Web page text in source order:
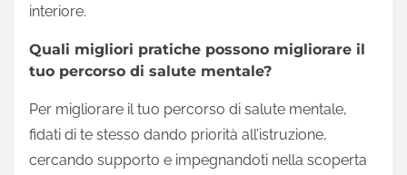
interiore.
Quali migliori pratiche possono migliorare il
tuo percorso di salute mentale?
Per migliorare il tuo percorso di salute mentale,
fidati di te stesso dando priorità all’istruzione,
cercando supporto e impegnandoti nella scoperta